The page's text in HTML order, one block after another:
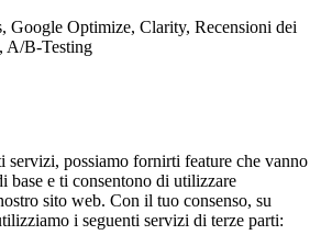
Google Optimize, Clarity, Recensioni dei
A/B-Testing
servizi, possiamo fornirti feature che vanno
base e ti consentono di utilizzare
sito web. Con il tuo consenso, su
i seguenti servizi di terze parti: